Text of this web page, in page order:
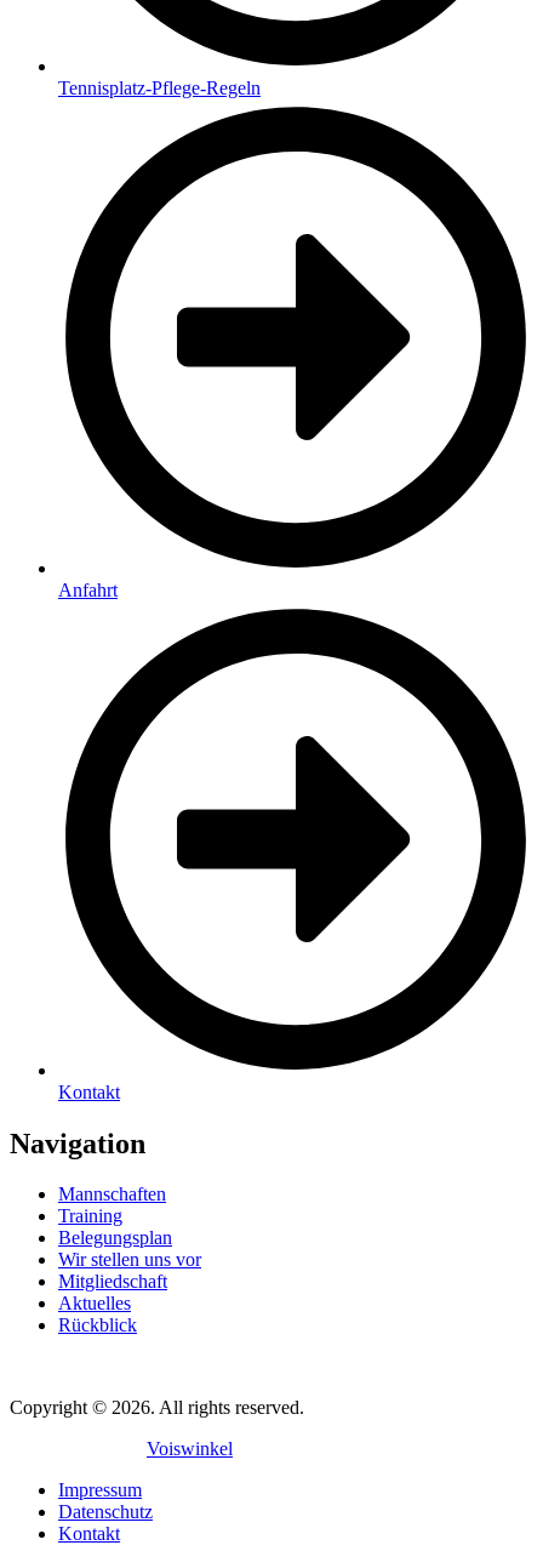
Tennisplatz-Pflege-Regeln
Anfahrt
Kontakt
Navigation
Mannschaften
Training
Belegungsplan
Wir stellen uns vor
Mitgliedschaft
Aktuelles
Rückblick
Copyright © 2026. All rights reserved.
Voiswinkel
Impressum
Datenschutz
Kontakt